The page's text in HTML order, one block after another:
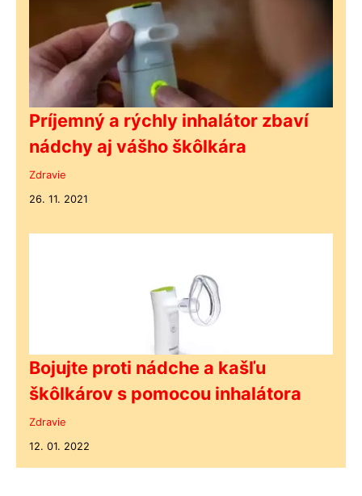
Príjemný a rýchly inhalátor zbaví
nádchy aj vášho škôlkára
Zdravie
26. 11. 2021
Bojujte proti nádche a kašľu
škôlkárov s pomocou inhalátora
Zdravie
12. 01. 2022